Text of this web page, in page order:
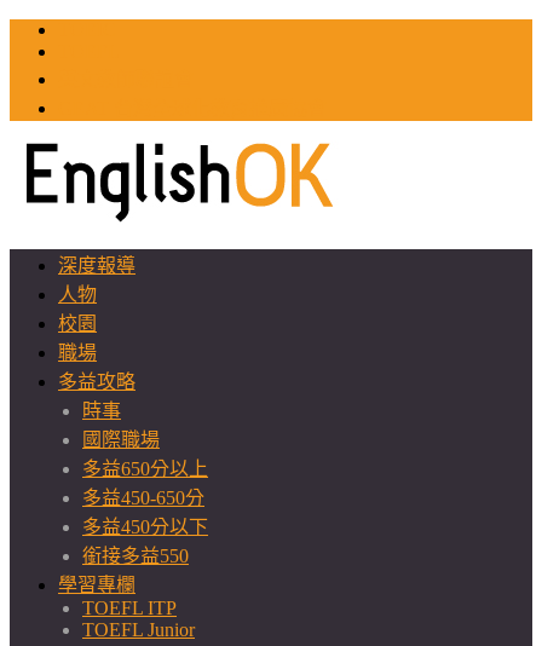
深度報導
人物
校園
職場
多益攻略
時事
國際職場
多益650分以上
多益450-650分
多益450分以下
銜接多益550
學習專欄
TOEFL ITP
TOEFL Junior